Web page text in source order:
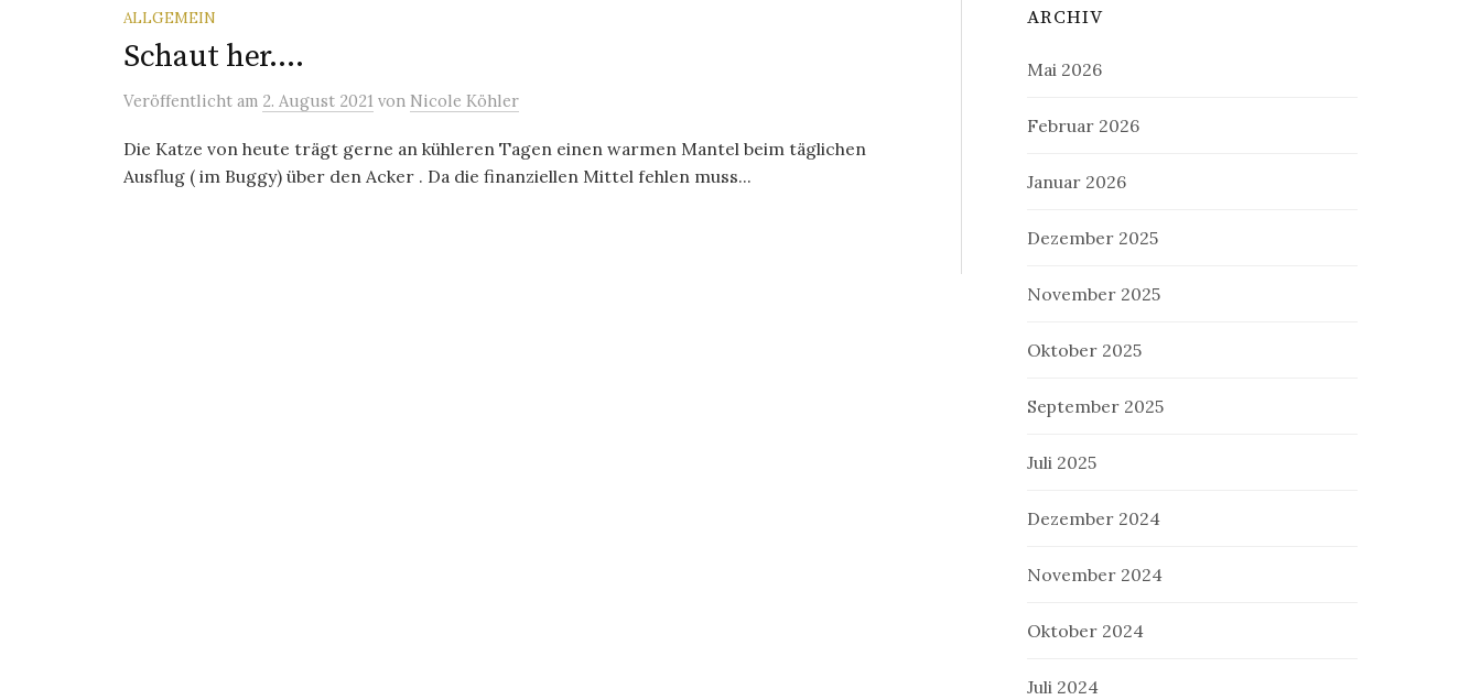
ALLGEMEIN
Schaut her….
Veröffentlicht am 2. August 2021 von Nicole Köhler
Die Katze von heute trägt gerne an kühleren Tagen einen warmen Mantel beim täglichen
Ausflug ( im Buggy) über den Acker . Da die finanziellen Mittel fehlen muss...
ARCHIV
Mai 2026
Februar 2026
Januar 2026
Dezember 2025
November 2025
Oktober 2025
September 2025
Juli 2025
Dezember 2024
November 2024
Oktober 2024
Juli 2024